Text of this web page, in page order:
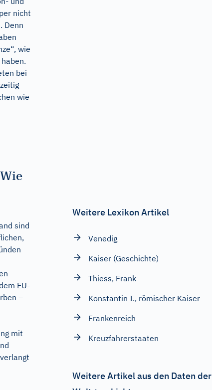
nicht
Denn
wie
bei
wie
sind
EU-
–
mit
Weitere Lexikon Artikel
Venedig
Kaiser (Geschichte)
Thiess, Frank
Konstantin I., römischer Kaiser
Frankenreich
Kreuzfahrerstaaten
Weitere Artikel aus den Daten der